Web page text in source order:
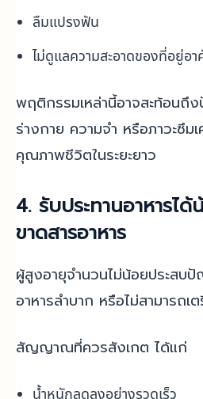
ลืมแปรงฟัน
ไม่ดูแลความสะอาดของที่อยู่อา
พฤติกรรมเหล่านี้อาจสะท้อนถึ
ร่างกาย ความจำ หรือภาวะซึ
คุณภาพชีวิตในระยะยาว
4. รับประทานอาหารไ
ขาดสารอาหาร
ผู้สูงอายุจำนวนไม่น้อยประสบปั
อาหารลำบาก หรือไม่สามารถเ
สัญญาณที่ควรสังเกต ได้แก่
น้ำหนักลดลงอย่างรวดเร็ว